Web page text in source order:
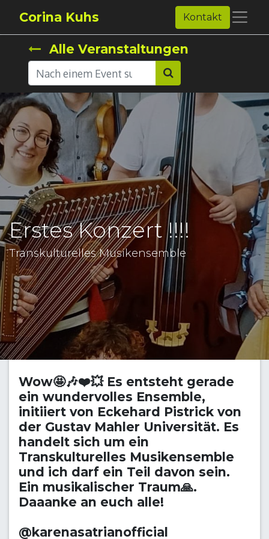
Corina Kuhs Kontakt
Alle Veranstaltungen
Erstes Konzert !!!!
Transkulturelles Musikensemble
Wow🤩🎶❤️💥 Es entsteht gerade
ein wundervolles Ensemble,
initiiert von Eckehard Pistrick von
der Gustav Mahler Universität. Es
handelt sich um ein
Transkulturelles Musikensemble
und ich darf ein Teil davon sein.
Ein musikalischer Traum🙏.
Daaanke an euch alle!
@karenasatrianofficial